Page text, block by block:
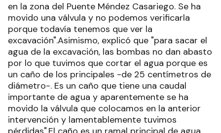
en la zona del Puente Méndez Casariego. Se ha
movido una válvula y no podemos verificarla
porque todavía tenemos que ver la
excavación".Asimismo, explicó que "para sacar el
agua de la excavación, las bombas no dan abasto
por lo que tuvimos que cortar el agua porque es
un caño de los principales -de 25 centímetros de
diámetro-. Es un caño que tiene una caudal
importante de agua y aparentemente se ha
movido la válvula que colocamos en la anterior
intervención y lamentablemente tuvimos